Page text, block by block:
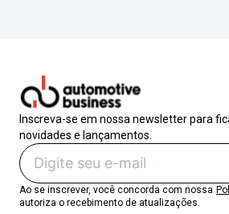
Inscreva-se em nossa newsletter para
novidades e lançamentos.
Ao se inscrever, você concorda com nossa
autoriza o recebimento de atualizações.